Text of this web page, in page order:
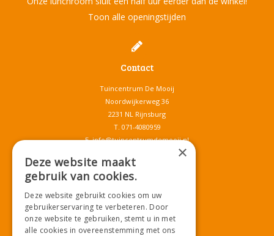
Toon alle openingstijden
Contact
Tuincentrum De Mooij
Noordwijkerweg 36
2231 NL Rijnsburg
T. 071-4080959
E.info@tuincentrumdemooij.nl
Download onze App!
×
Deze website maakt
gebruik van cookies.
Deze website gebruikt cookies om uw
gebruikerservaring te verbeteren. Door
onze website te gebruiken, stemt u in met
alle cookies in overeenstemming met ons